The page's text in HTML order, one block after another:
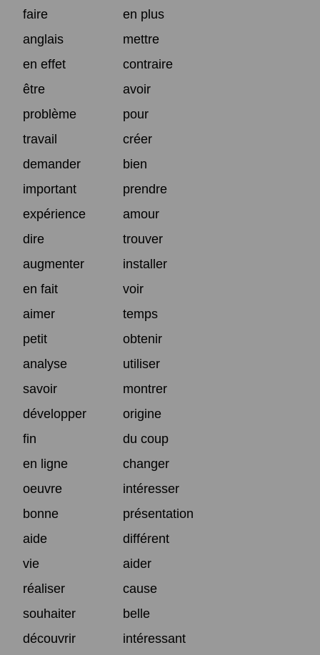
faire
en plus
anglais
mettre
en effet
contraire
être
avoir
problème
pour
travail
créer
demander
bien
important
prendre
expérience
amour
dire
trouver
augmenter
installer
en fait
voir
aimer
temps
petit
obtenir
analyse
utiliser
savoir
montrer
développer
origine
fin
du coup
en ligne
changer
oeuvre
intéresser
bonne
présentation
aide
différent
vie
aider
réaliser
cause
souhaiter
belle
découvrir
intéressant